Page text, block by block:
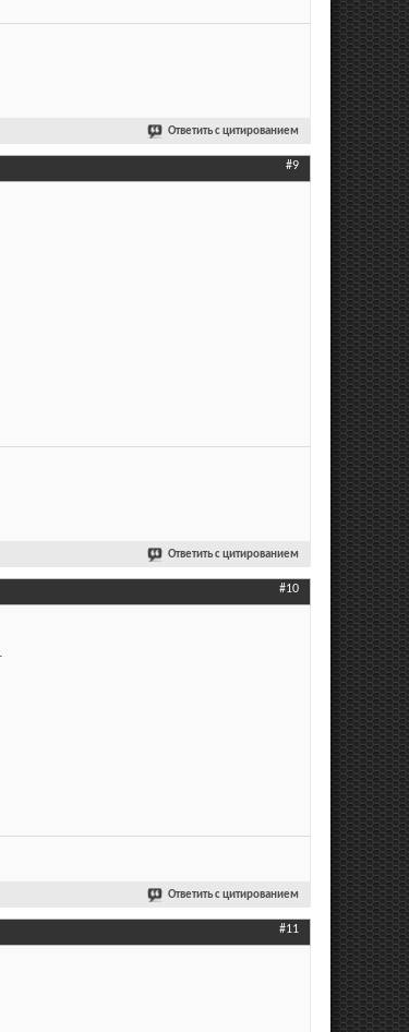
Ответить с цитированием
#9
Ответить с цитированием
#10
Ответить с цитированием
#11